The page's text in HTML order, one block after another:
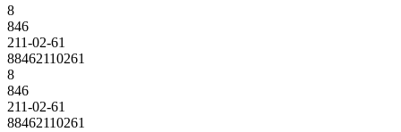
8
846
211-02-61
88462110261
8
846
211-02-61
88462110261